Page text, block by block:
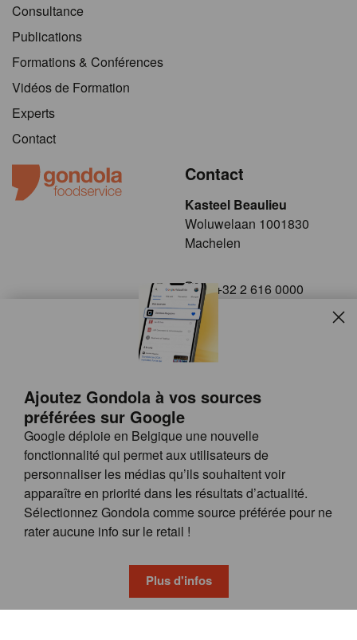
Ajoutez Gondola à vos sources
préférées sur Google
Google déploie en Belgique une nouvelle
fonctionnalité qui permet aux utilisateurs de
personnaliser les médias qu’ils souhaitent voir
apparaître en priorité dans les résultats d’actualité.
Sélectionnez Gondola comme source préférée pour ne
rater aucune info sur le retail !
Plus d'infos
Consultance
Publications
Formations & Conférences
Vidéos de Formation
Experts
Contact
Contact
Kasteel Beaulieu
​​​Woluwelaan 1001830
Machelen
+32 2 616 0000
Follow us on
© GONDOLA GROUP
FAQ
CONDITIONS GÉNÉRALES
PRIVACY & COOKIE POLICY
wieni